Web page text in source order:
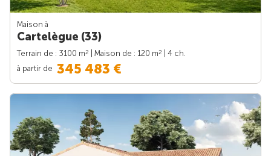
Maison à
Cartelègue (33)
Terrain de : 3100 m2 | Maison de : 120 m2
| 4 ch.
à partir de 345 483 €